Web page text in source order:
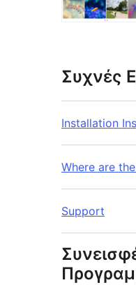
Συχνές
Installation
Where are
Support